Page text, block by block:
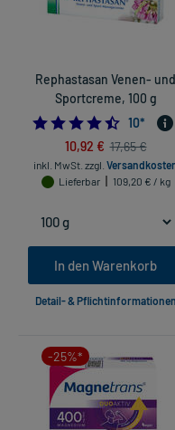
Rephastasan Venen- und
Sportcreme, 100 g
4.5
10*
10,92 € 17,65 €
inkl. MwSt. zzgl.
Lieferbar
109,20 € / kg
In den Warenkorb
Detail- & Pflichtinformationen
-25%*